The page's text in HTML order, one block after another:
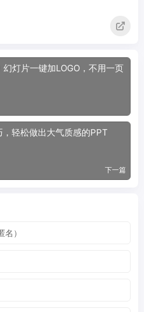
灯片一键加LOGO，不用一页
轻松做出大气质感的PPT
下一篇